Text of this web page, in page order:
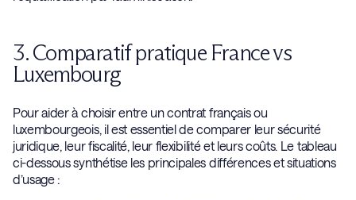
3. Comparatif pratique France vs
Luxembourg
Pour aider à choisir entre un contrat français ou
luxembourgeois, il est essentiel de comparer leur sécurité
juridique, leur fiscalité, leur flexibilité et leurs coûts. Le tableau
ci-dessous synthétise les principales différences et situations
d’usage :